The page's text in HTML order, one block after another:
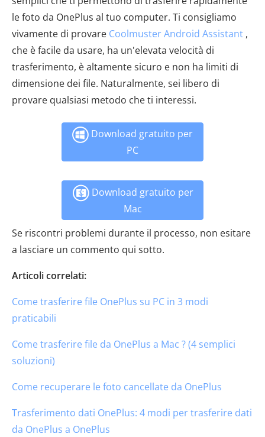
le foto da OnePlus al tuo computer. Ti consigliamo
vivamente di provare Coolmuster Android Assistant ,
che è facile da usare, ha un'elevata velocità di
trasferimento, è altamente sicuro e non ha limiti di
dimensione dei file. Naturalmente, sei libero di
provare qualsiasi metodo che ti interessi.
Download gratuito per
PC
Download gratuito per
Mac
Se riscontri problemi durante il processo, non esitare
a lasciare un commento qui sotto.
Articoli correlati:
Come trasferire file OnePlus su PC in 3 modi
praticabili
Come trasferire file da OnePlus a Mac ? (4 semplici
soluzioni)
Come recuperare le foto cancellate da OnePlus
Trasferimento dati OnePlus: 4 modi per trasferire dati
da OnePlus a OnePlus